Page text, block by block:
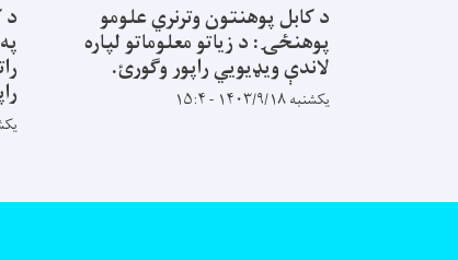
د کابل پوهنتون وترنري علومو
پوهنځۍ: د زیاتو معلوماتو لپاره
لاندې ویډیويي راپور وګورئ.
یکشنبه ۱۴۰۳/۹/۱۸ - ۱۵:۴
یکشنبه